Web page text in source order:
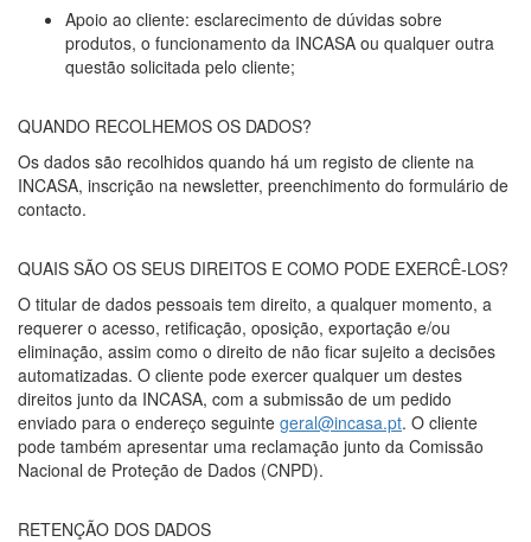
Apoio ao cliente: esclarecimento de dúvidas sobre
produtos, o funcionamento da INCASA ou qualquer outra
questão solicitada pelo cliente;
QUANDO RECOLHEMOS OS DADOS?
Os dados são recolhidos quando há um registo de cliente na
INCASA, inscrição na newsletter, preenchimento do formulário de
contacto.
QUAIS SÃO OS SEUS DIREITOS E COMO PODE EXERCÊ-LOS?
O titular de dados pessoais tem direito, a qualquer momento, a
requerer o acesso, retificação, oposição, exportação e/ou
eliminação, assim como o direito de não ficar sujeito a decisões
automatizadas. O cliente pode exercer qualquer um destes
direitos junto da INCASA, com a submissão de um pedido
enviado para o endereço seguinte geral@incasa.pt. O cliente
pode também apresentar uma reclamação junto da Comissão
Nacional de Proteção de Dados (CNPD).
RETENÇÃO DOS DADOS